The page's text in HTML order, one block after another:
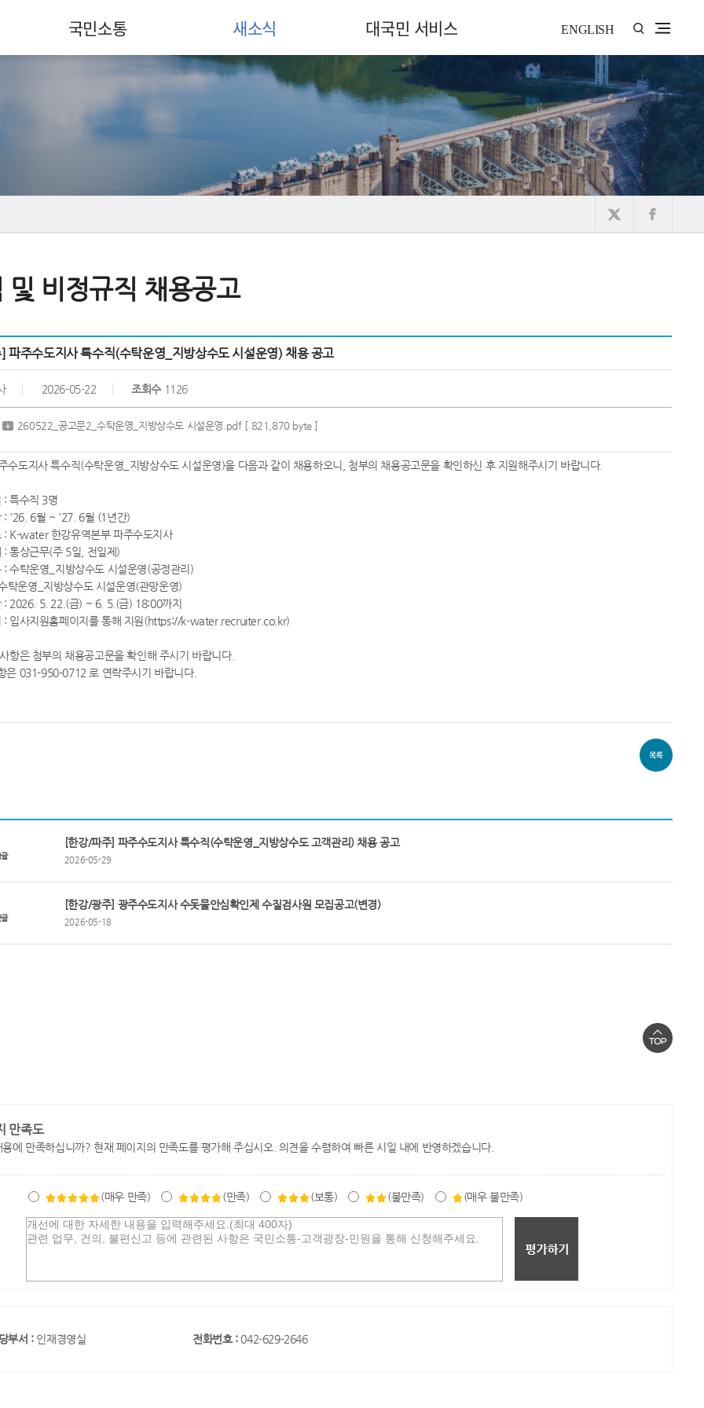
국민소통 새소식 대국민 서비스 ENGLISH
및 비정규직 채용공고
파주수도지사 특수직(수탁운영_지방상수도 시설운영) 채용 공고
2026-05-22 조회수 1126
260522_공고문2_수탁운영_지방상수도 시설운영.pdf [ 821,870 byte ]
수도지사 특수직(수탁운영_지방상수도 시설운영)을 다음과 같이 채용하오니, 첨부의 채용공고문을 확인하신 후 지원해주시기 바랍니다.
특수직 3명
: '26. 6월 ~ '27. 6월 (1년간)
K-water 한강유역본부 파주수도지사
통상근무(주 5일, 전일제)
수탁운영_지방상수도 시설운영(공정관리)
지방상수도 시설운영(관망운영)
2026. 5. 22.(금) ~ 6. 5.(금) 18:00까지
입사지원홈페이지를 통해 지원(https://k-water.recruiter.co.kr)
은 첨부의 채용공고문을 확인해 주시기 바랍니다.
031-950-0712 로 연락주시기 바랍니다.
[한강/파주] 파주수도지사 특수직(수탁운영_지방상수도 고객관리) 채용 공고
2026-05-29
[한강/광주] 광주수도지사 수돗물안심확인제 수질검사원 모집공고(변경)
2026-05-18
만족도
에 만족하십니까? 현재 페이지의 만족도를 평가해 주십시오. 의견을 수렴하여 빠른 시일 내에 반영하겠습니다.
(매우 만족) (만족) (보통) (불만족) (매우 불만족)
부서 : 인재경영실 전화번호 : 042-629-2646